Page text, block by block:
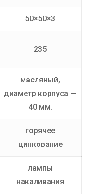
50×50×3
235
масляный,
диаметр корпуса —
40 мм.
горячее
цинкование
лампы
накаливания